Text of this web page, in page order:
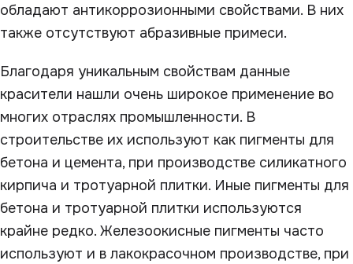
обладают антикоррозионными свойствами. В них
также отсутствуют абразивные примеси.
Благодаря уникальным свойствам данные
красители нашли очень широкое применение во
многих отраслях промышленности. В
строительстве их используют как пигменты для
бетона и цемента, при производстве силикатного
кирпича и тротуарной плитки. Иные пигменты для
бетона и тротуарной плитки используются
крайне редко. Железоокисные пигменты часто
используют и в лакокрасочном производстве, при